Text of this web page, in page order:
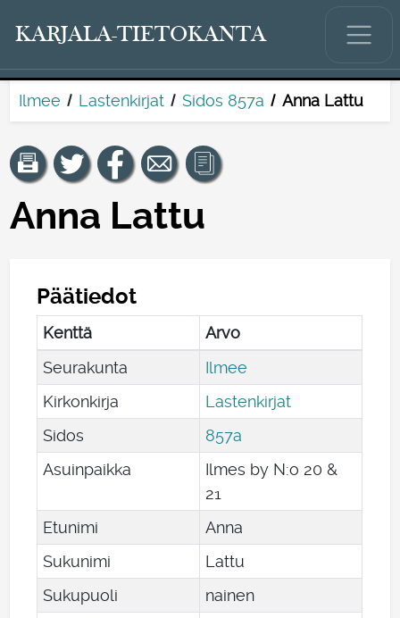
KARJALA-TIETOKANTA
Ilmee Lastenkirjat Sidos 857a Anna Lattu
Anna Lattu
Päätiedot
Kenttä
Arvo
Seurakunta
Ilmee
Kirkonkirja
Lastenkirjat
Sidos
857a
Asuinpaikka
Ilmes by N:o 20 &
21
Etunimi
Anna
Sukunimi
Lattu
Sukupuoli
nainen